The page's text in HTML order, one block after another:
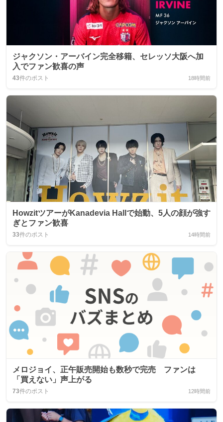
ジャクソン・アーバイン完全移籍、セレッソ大阪へ加
入でファン歓喜の声
43件のポスト 18時間前
HowzitツアーがKanadevia Hallで始動、5人の顔が強す
ぎとファン歓喜
33件のポスト 14時間前
メロジョイ、正午販売開始も数秒で完売 ファンは
「買えない」声上がる
73件のポスト 12時間前